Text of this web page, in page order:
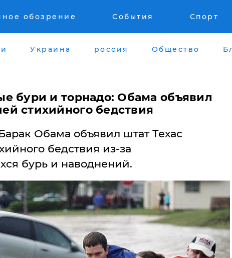
обозрение События Спорт
Украина россия Общество
бури и торнадо: Обама объявил
стихийного бедствия
Обама объявил штат Техас
бедствия из-за
бурь и наводнений.